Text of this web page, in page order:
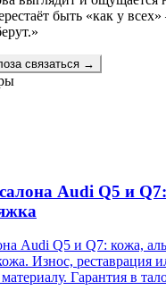
быть «как у
»
связаться →
Audi Q5 и Q7:
Audi Q5 и Q7: кожа,
Износ, реставрация
Гарантия в